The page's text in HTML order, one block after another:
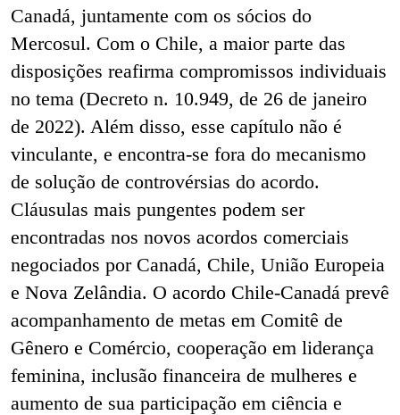
Canadá, juntamente com os sócios do
Mercosul. Com o Chile, a maior parte das
disposições reafirma compromissos individuais
no tema (Decreto n. 10.949, de 26 de janeiro
de 2022). Além disso, esse capítulo não é
vinculante, e encontra-se fora do mecanismo
de solução de controvérsias do acordo.
Cláusulas mais pungentes podem ser
encontradas nos novos acordos comerciais
negociados por Canadá, Chile, União Europeia
e Nova Zelândia. O acordo Chile-Canadá prevê
acompanhamento de metas em Comitê de
Gênero e Comércio, cooperação em liderança
feminina, inclusão financeira de mulheres e
aumento de sua participação em ciência e